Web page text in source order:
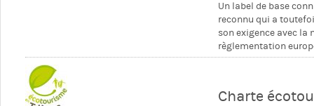
Un label de base
reconnu qui a
son exigence avec la
règlementation
Charte